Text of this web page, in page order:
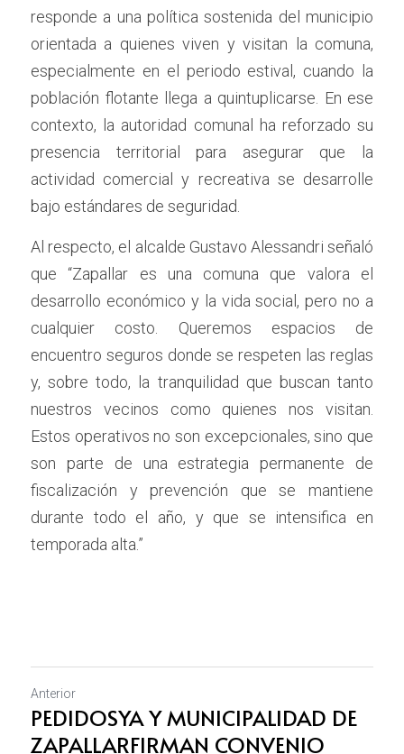
responde a una política sostenida del municipio
orientada a quienes viven y visitan la comuna,
especialmente en el periodo estival, cuando la
población flotante llega a quintuplicarse. En ese
contexto, la autoridad comunal ha reforzado su
presencia territorial para asegurar que la
actividad comercial y recreativa se desarrolle
bajo estándares de seguridad.
Al respecto, el alcalde Gustavo Alessandri señaló
que “Zapallar es una comuna que valora el
desarrollo económico y la vida social, pero no a
cualquier costo. Queremos espacios de
encuentro seguros donde se respeten las reglas
y, sobre todo, la tranquilidad que buscan tanto
nuestros vecinos como quienes nos visitan.
Estos operativos no son excepcionales, sino que
son parte de una estrategia permanente de
fiscalización y prevención que se mantiene
durante todo el año, y que se intensifica en
temporada alta.”
Anterior
PEDIDOSYA Y MUNICIPALIDAD DE
ZAPALLARFIRMAN CONVENIO